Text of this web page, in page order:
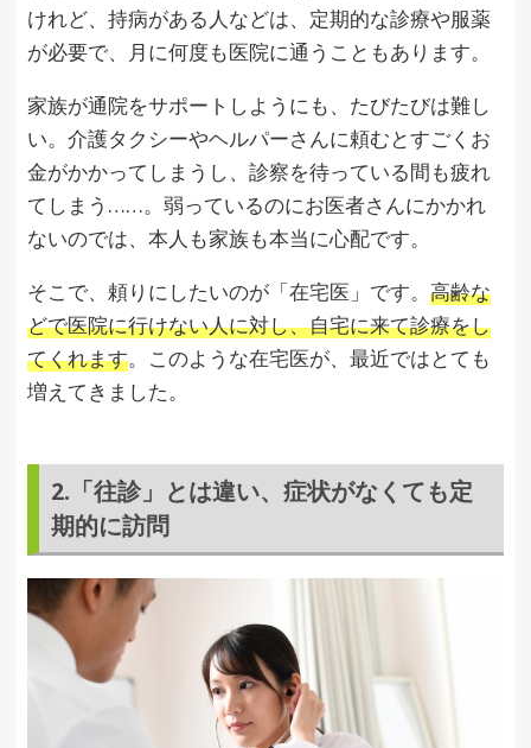
けれど、持病がある人などは、定期的な診療や服薬
が必要で、月に何度も医院に通うこともあります。
家族が通院をサポートしようにも、たびたびは難し
い。介護タクシーやヘルパーさんに頼むとすごくお
金がかかってしまうし、診察を待っている間も疲れ
てしまう……。弱っているのにお医者さんにかかれ
ないのでは、本人も家族も本当に心配です。
そこで、頼りにしたいのが「在宅医」です。高齢な
どで医院に行けない人に対し、自宅に来て診療をし
てくれます。このような在宅医が、最近ではとても
増えてきました。
2.「往診」とは違い、症状がなくても定
期的に訪問